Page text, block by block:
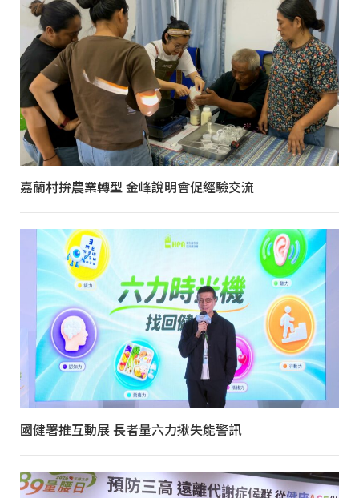
嘉蘭村拚農業轉型 金峰說明會促經驗交流
國健署推互動展 長者量六力揪失能警訊